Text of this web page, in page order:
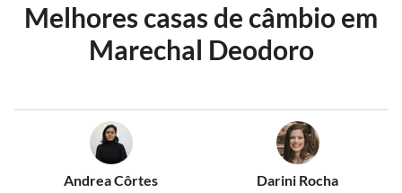
Melhores casas de câmbio em
Marechal Deodoro
Andrea Côrtes
Darini Rocha